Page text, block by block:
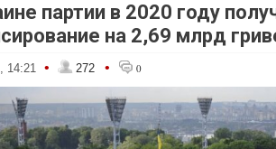
партии в 2020 году
на 2,69 млрд
14:21 • 272 • 0